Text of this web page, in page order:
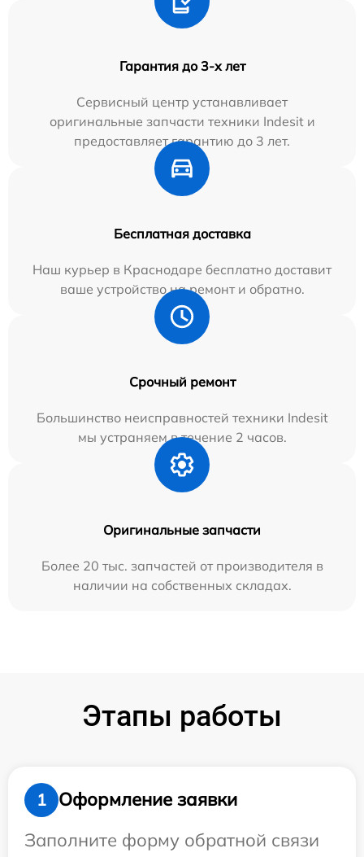
Гарантия до 3-х лет
Сервисный центр устанавливает
оригинальные запчасти техники Indesit и
предоставляет гарантию до 3 лет.
Бесплатная доставка
Наш курьер в Краснодаре бесплатно доставит
ваше устройство на ремонт и обратно.
Срочный ремонт
Большинство неисправностей техники Indesit
мы устраняем в течение 2 часов.
Оригинальные запчасти
Более 20 тыс. запчастей от производителя в
наличии на собственных складах.
Этапы работы
1
Оформление заявки
Заполните форму обратной связи